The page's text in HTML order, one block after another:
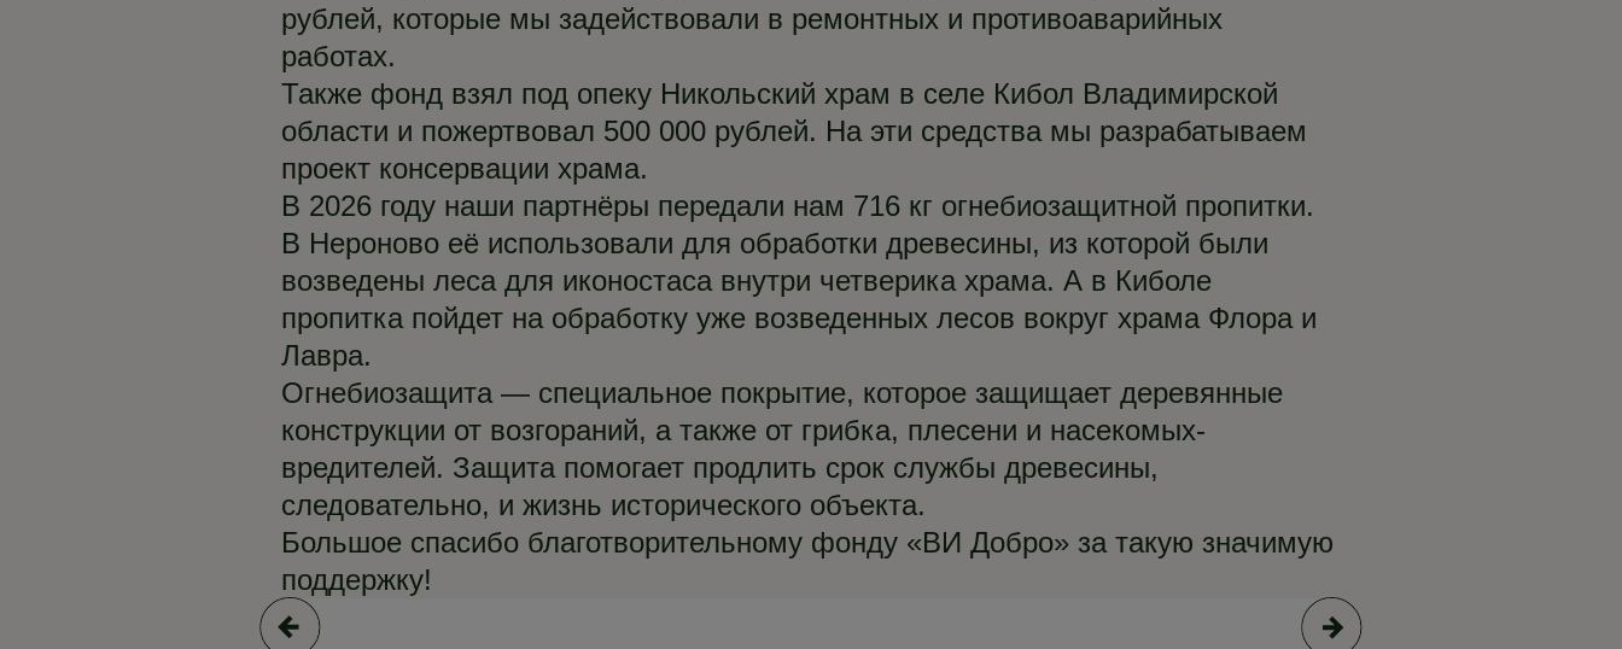
рублей, которые мы задействовали в ремонтных и противоаварийных
работах.
Также фонд взял под опеку Никольский храм в селе Кибол Владимирской
области и пожертвовал 500 000 рублей. На эти средства мы разрабатываем
проект консервации храма.
В 2026 году наши партнёры передали нам 716 кг огнебиозащитной пропитки.
В Нероново её использовали для обработки древесины, из которой были
возведены леса для иконостаса внутри четверика храма. А в Киболе
пропитка пойдет на обработку уже возведенных лесов вокруг храма Флора и
Лавра.
Огнебиозащита — специальное покрытие, которое защищает деревянные
конструкции от возгораний, а также от грибка, плесени и насекомых-
вредителей. Защита помогает продлить срок службы древесины,
следовательно, и жизнь исторического объекта.
Большое спасибо благотворительному фонду «ВИ Добро» за такую значимую
поддержку!